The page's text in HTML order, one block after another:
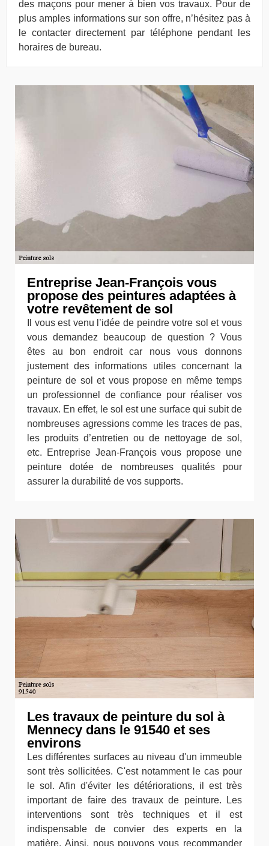
des maçons pour mener à bien vos travaux. Pour de
plus amples informations sur son offre, n’hésitez pas à
le contacter directement par téléphone pendant les
horaires de bureau.
Entreprise Jean-François vous
propose des peintures adaptées à
votre revêtement de sol
Il vous est venu l’idée de peindre votre sol et vous
vous demandez beaucoup de question ? Vous
êtes au bon endroit car nous vous donnons
justement des informations utiles concernant la
peinture de sol et vous propose en même temps
un professionnel de confiance pour réaliser vos
travaux. En effet, le sol est une surface qui subit de
nombreuses agressions comme les traces de pas,
les produits d’entretien ou de nettoyage de sol,
etc. Entreprise Jean-François vous propose une
peinture dotée de nombreuses qualités pour
assurer la durabilité de vos supports.
Les travaux de peinture du sol à
Mennecy dans le 91540 et ses
environs
Les différentes surfaces au niveau d'un immeuble
sont très sollicitées. C'est notamment le cas pour
le sol. Afin d'éviter les détériorations, il est très
important de faire des travaux de peinture. Les
interventions sont très techniques et il est
indispensable de convier des experts en la
matière. Ainsi, nous pouvons vous recommander